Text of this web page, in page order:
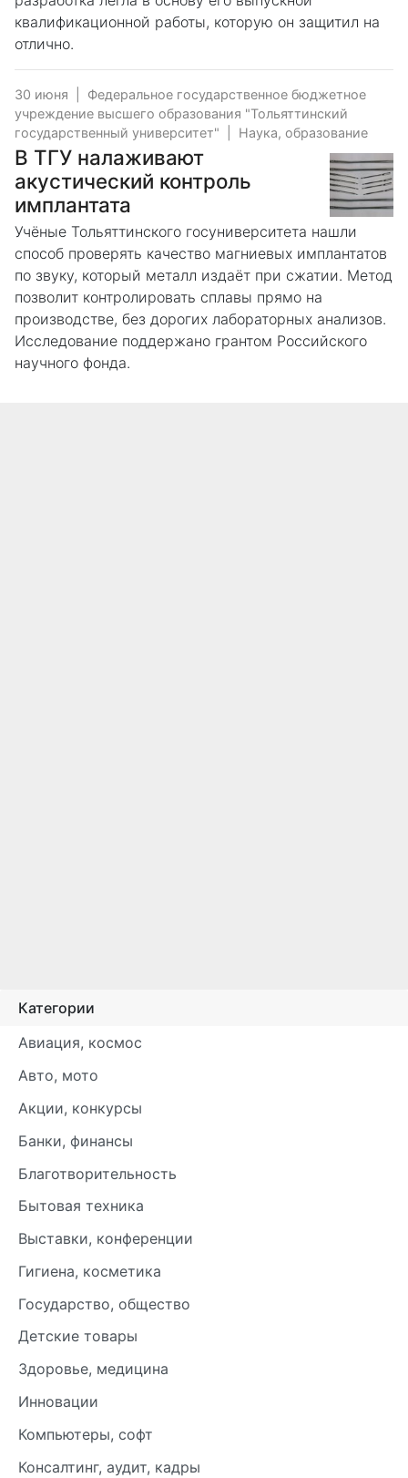
квалификационной работы, которую он защитил на
отлично.
30 июня
Федеральное государственное бюджетное
учреждение высшего образования "Тольяттинский
государственный университет"
Наука, образование
В ТГУ налаживают
акустический контроль
имплантата
Учёные Тольяттинского госуниверситета нашли
способ проверять качество магниевых имплантатов
по звуку, который металл издаёт при сжатии. Метод
позволит контролировать сплавы прямо на
производстве, без дорогих лабораторных анализов.
Исследование поддержано грантом Российского
научного фонда.
Категории
Авиация, космос
Авто, мото
Акции, конкурсы
Банки, финансы
Благотворительность
Бытовая техника
Выставки, конференции
Гигиена, косметика
Государство, общество
Детские товары
Здоровье, медицина
Инновации
Компьютеры, софт
Консалтинг, аудит, кадры